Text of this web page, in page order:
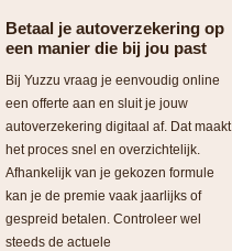
Betaal je autoverzekering op
een manier die bij jou past
Bij Yuzzu vraag je eenvoudig online
een offerte aan en sluit je jouw
autoverzekering digitaal af. Dat maakt
het proces snel en overzichtelijk.
Afhankelijk van je gekozen formule
kan je de premie vaak jaarlijks of
gespreid betalen. Controleer wel
steeds de actuele